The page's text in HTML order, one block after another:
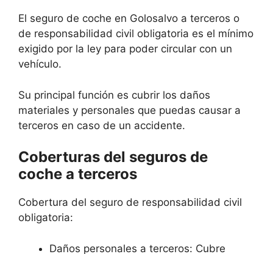
El seguro de coche en Golosalvo a terceros o
de responsabilidad civil obligatoria es el mínimo
exigido por la ley para poder circular con un
vehículo.
Su principal función es cubrir los daños
materiales y personales que puedas causar a
terceros en caso de un accidente.
Coberturas del seguros de
coche a terceros
Cobertura del seguro de responsabilidad civil
obligatoria:
Daños personales a terceros: Cubre